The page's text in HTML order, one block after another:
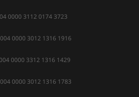
0000 3112 0174 3723
0000 3012 1316 1916
0000 3312 1316 1429
0000 3012 1316 1783